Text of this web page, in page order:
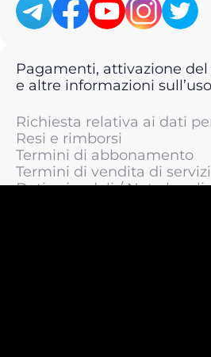
Pagamenti, attivazione
e altre informazioni
Richiesta relativa ai dati
Resi e rimborsi
Termini di abbonamento
Termini di vendita di
Dati aziendali / Note legali